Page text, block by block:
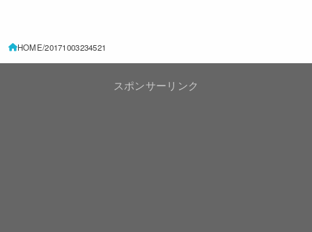
HOME 20171003234521
スポンサーリンク